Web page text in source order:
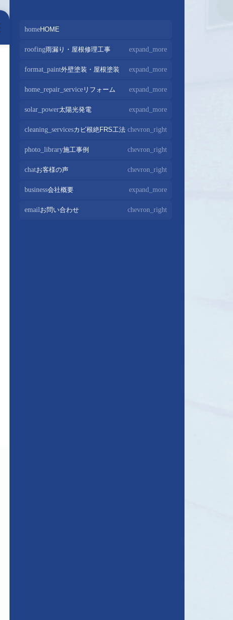
homeHOME
roofing雨漏り・屋根修理工事 expand_more
屋根修理・屋根工事 chevron_right
部分屋根工事 chevron_right
棟板金包み直し工事 chevron_right
棟板金工事 chevron_right
format_paint外壁塗装・屋根塗装 expand_more
外壁塗装 chevron_right
home_repair_service リフォーム expand_more
キッチンリフォーム chevron_right
家電・設備リフォーム chevron_right
外構リフォーム chevron_right
solar_power太陽光発電 expand_more
太陽光パネル設置 chevron_right
cleaning_servicesカビ根絶FRS工法 chevron_right
photo_library施工事例 chevron_right
chatお客様の声 chevron_right
business会社概要 expand_more
会社案内 chevron_right
emailお問い合わせ chevron_right